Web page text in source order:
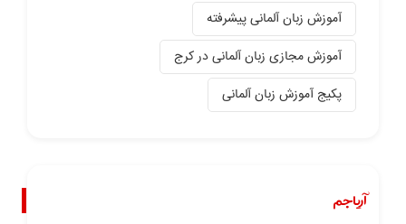
آموزش زبان آلمانی پیشرفته
آموزش مجازی زبان آلمانی در کرج
پکیج آموزش زبان آلمانی
آریاجم